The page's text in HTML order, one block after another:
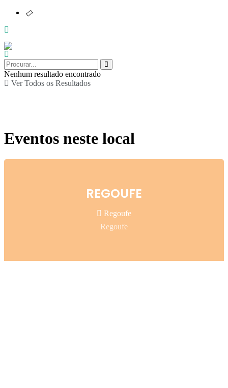
Nenhum resultado encontrado
Ver Todos os Resultados
Eventos neste local
REGOUFE
Regoufe
Regoufe